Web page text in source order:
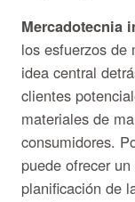
Mercadotecnia
los esfuerzos de
idea central
clientes
materiales de
consumidores.
puede ofrecer
planificación de